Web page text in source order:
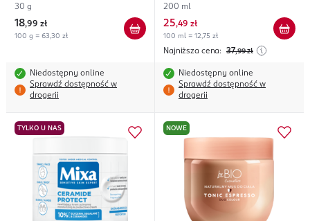
redukcja niedoskonałości
30 g
18,99 zł
100 g = 63,30 zł
Niedostępny online
Sprawdź dostępność w
drogerii
200 ml
25,49 zł
100 ml = 12,75 zł
Najniższa cena: 37,99 zł
Niedostępny online
Sprawdź dostępność w
drogerii
TYLKO U NAS NOWE